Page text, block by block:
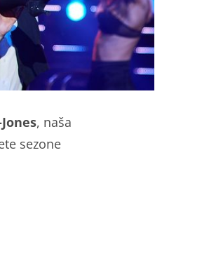
, naša
sezone